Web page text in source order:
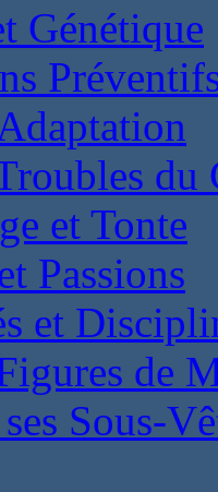
Génétique
du
et Tonte
Passions
et
de
Sous-